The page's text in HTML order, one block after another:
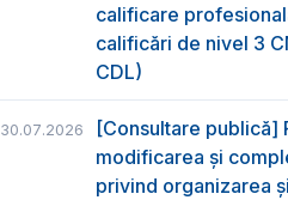
calificare
calificări de nivel 3
CDL)
30.07.2026
[Consultare publică]
modificarea și
privind organizarea